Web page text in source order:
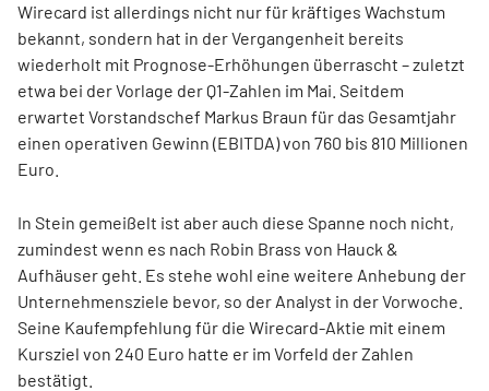
Wirecard ist allerdings nicht nur für kräftiges Wachstum
bekannt, sondern hat in der Vergangenheit bereits
wiederholt mit Prognose-Erhöhungen überrascht – zuletzt
etwa bei der Vorlage der Q1-Zahlen im Mai. Seitdem
erwartet Vorstandschef Markus Braun für das Gesamtjahr
einen operativen Gewinn (EBITDA) von 760 bis 810 Millionen
Euro.
In Stein gemeißelt ist aber auch diese Spanne noch nicht,
zumindest wenn es nach Robin Brass von Hauck &
Aufhäuser geht. Es stehe wohl eine weitere Anhebung der
Unternehmensziele bevor, so der Analyst in der Vorwoche.
Seine Kaufempfehlung für die Wirecard-Aktie mit einem
Kursziel von 240 Euro hatte er im Vorfeld der Zahlen
bestätigt.